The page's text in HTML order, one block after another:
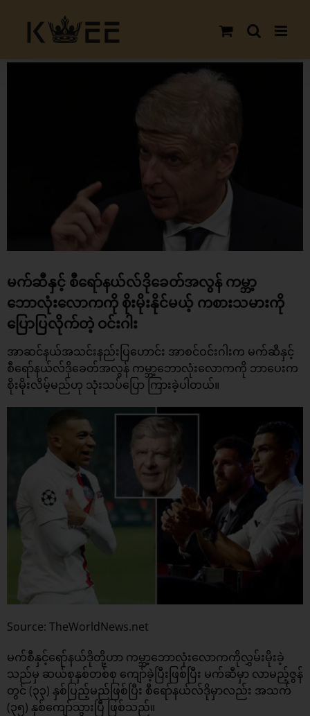
content
မက်ဆီနှင့် စီရော်နယ်လ်ဒိုခေတ်အလွန် ကမ္ဘာ့
ဘောလုံးလောကကို စိုးမိုးနိုင်မယ့် ကစားသမားကို
ပြောပြလိုက်တဲ့ ဝင်းဂါး
အာဆင်နယ်အသင်းနည်းပြဟောင်း အာစင်ဝင်းဂါးက မက်ဆီနှင့်
စီရော်နယ်လ်ဒိုခေတ်အလွန် ကမ္ဘာ့ဘောလုံးလောကကို ဘာပေးက
စိုးမိုးလိမ့်မည်ဟု သုံးသပ်ပြော ကြားခဲ့ပါတယ်။
Source: TheWorldNews.net
မက်စီနှင့်ရော်နယ်ဒိုတို့ဟာ ကမ္ဘာ့ဘောလုံးလောကကိုလွှမ်းမိုးခဲ့
သည်မှ ဆယ်စုနှစ်တစ်စု ကျော်ခဲ့ပြီးဖြစ်ပြီး မက်ဆီမှာ လာမည့်ဇွန်
တွင် (၃၃) နှစ်ပြည့်မည်ဖြစ်ပြီး စီရော်နယ်လ်ဒိုမှာလည်း အသက်
(၃၅) နှစ်ကျော်သွားပြီ ဖြစ်သည်။